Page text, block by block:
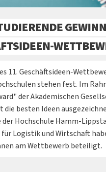
11. Geschäftsideen-
stehen fest. Im
der Akademischen
die besten Ideen
Hochschule Hamm-
Logistik und Wirtschaft
am Wettbewerb beteiligt.